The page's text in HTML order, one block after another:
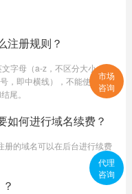
注册规则？
字母（a-z，不区分大小
，即中横线），不能使用空格
尾。
如何进行域名续费？
册的域名可以在后台进行续费
市场
咨询
代理
咨询